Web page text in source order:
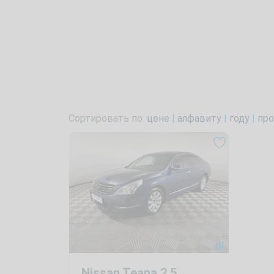
Сортировать по: цене | алфавиту | году |